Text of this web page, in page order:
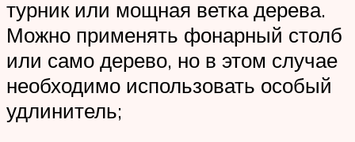
турник или мощная ветка дерева.
Можно применять фонарный столб
или само дерево, но в этом случае
необходимо использовать особый
удлинитель;